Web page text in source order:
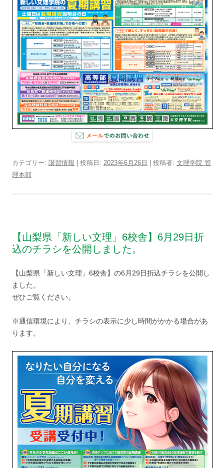
カテゴリー: 講習情報 | 投稿日: 2023年6月26日 投稿者: 文理学院 管
理本部
【山梨県「新しい文理」6校舎】6月29日折
込のチラシを公開しました。
【山梨県「新しい文理」6校舎】の6月29日折込チラシを公開し
ました。
ぜひご覧ください。
※通信環境により、チラシの表示に少し時間がかかる場合があ
ります。